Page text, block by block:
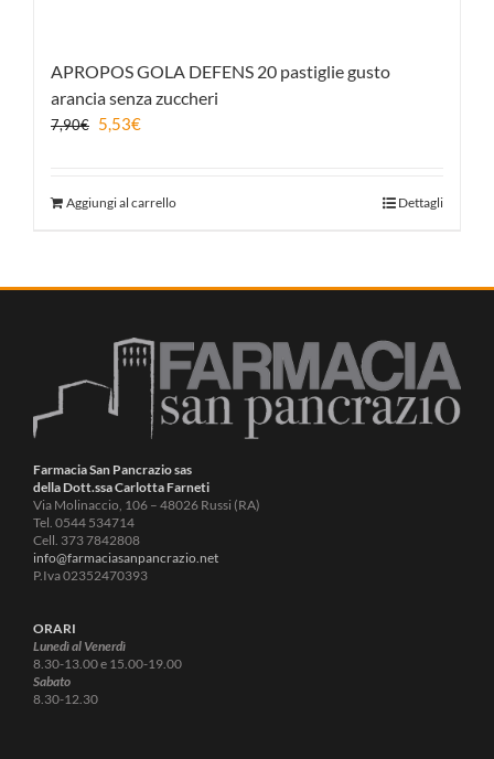
APROPOS GOLA DEFENS 20 pastiglie gusto
arancia senza zuccheri
7,90€ 5,53€
Aggiungi al carrello Dettagli
Farmacia San Pancrazio sas
della Dott.ssa Carlotta Farneti
Via Molinaccio, 106 – 48026 Russi (RA)
Tel. 0544 534714
Cell. 373 7842808
info@farmaciasanpancrazio.net
P.Iva 02352470393
ORARI
Lunedì al Venerdì
8.30-13.00 e 15.00-19.00
Sabato
8.30-12.30